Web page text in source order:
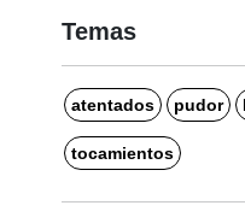
Temas
atentados pudor
tocamientos